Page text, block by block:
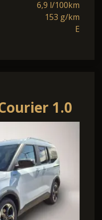
6,9 l/100km
153 g/km
E
1.0
Active